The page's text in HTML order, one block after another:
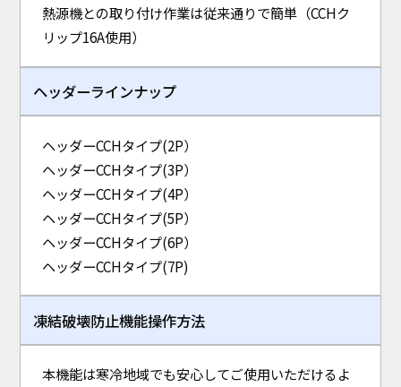
熱源機との取り付け作業は従来通りで簡単（CCHク
リップ16A使用）
ヘッダーラインナップ
ヘッダーCCHタイプ(2P）
ヘッダーCCHタイプ(3P）
ヘッダーCCHタイプ(4P）
ヘッダーCCHタイプ(5P）
ヘッダーCCHタイプ(6P）
ヘッダーCCHタイプ(7P)
凍結破壊防止機能操作方法
本機能は寒冷地域でも安心してご使用いただけるよ